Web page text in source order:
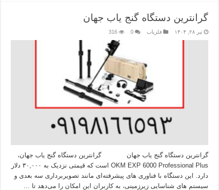
گرانترین دستگاه گنج یاب جهان
تیر ۲۸, ۱۴۰۴ فلزیاب 0
316
گرانترین دستگاه گنج یاب جهان گرانترین دستگاه گنج یاب جهان،
OKM EXP 6000 Professional Plus است که قیمتی نزدیک به ۳۰,۰۰۰ دلار
دارد. این دستگاه با فناوری‌ های پیشرفته‌ای مانند تصویربرداری سه‌ بعدی و
سیستم‌ های شناسایی زیرزمینی، به کاربران این امکان را می‌دهد تا …